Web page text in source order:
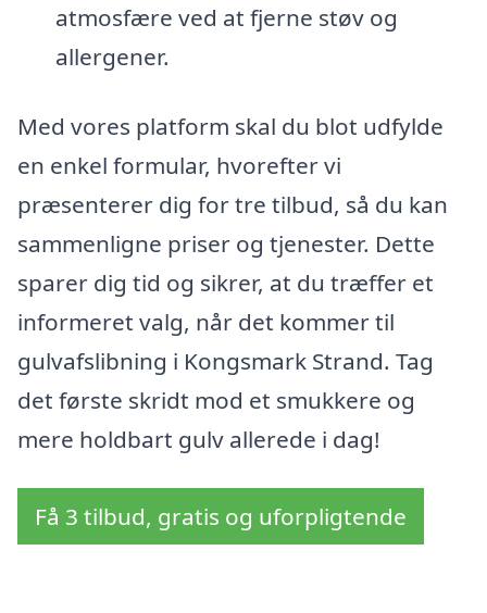
atmosfære ved at fjerne støv og
allergener.
Med vores platform skal du blot udfylde
en enkel formular, hvorefter vi
præsenterer dig for tre tilbud, så du kan
sammenligne priser og tjenester. Dette
sparer dig tid og sikrer, at du træffer et
informeret valg, når det kommer til
gulvafslibning i Kongsmark Strand. Tag
det første skridt mod et smukkere og
mere holdbart gulv allerede i dag!
Få 3 tilbud, gratis og uforpligtende